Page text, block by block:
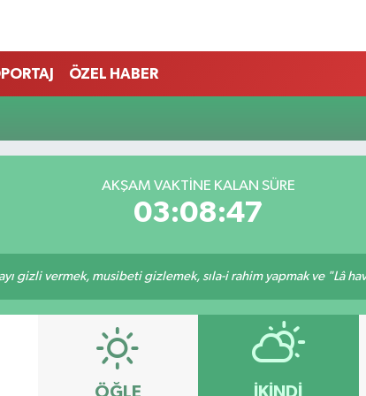
ÖZEL HABER
AKŞAM VAKTINE KALAN SÜRE
03:08:47
gizli vermek, musibeti gizlemek, sıla-i rahim yapmak ve "Lâ